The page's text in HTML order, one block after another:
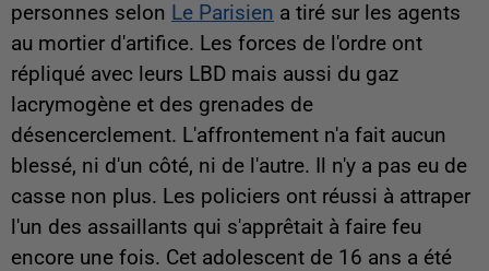
personnes selon Le Parisien a tiré sur les agents
au mortier d'artifice. Les forces de l'ordre ont
répliqué avec leurs LBD mais aussi du gaz
lacrymogène et des grenades de
désencerclement. L'affrontement n'a fait aucun
blessé, ni d'un côté, ni de l'autre. Il n'y a pas eu de
casse non plus. Les policiers ont réussi à attraper
l'un des assaillants qui s'apprêtait à faire feu
encore une fois. Cet adolescent de 16 ans a été